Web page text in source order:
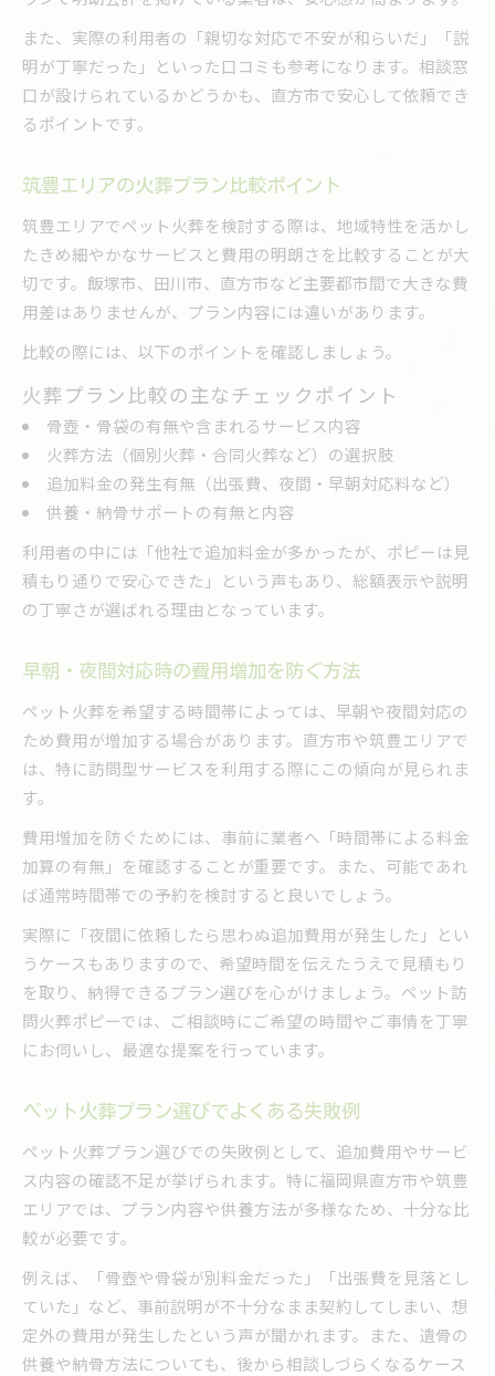
また、実際の利用者の「親切な対応で不安が和らいだ」「説
明が丁寧だった」といった口コミも参考になります。相談窓
口が設けられているかどうかも、直方市で安心して依頼でき
るポイントです。
筑豊エリアの火葬プラン比較ポイント
筑豊エリアでペット火葬を検討する際は、地域特性を活かし
たきめ細やかなサービスと費用の明朗さを比較することが大
切です。飯塚市、田川市、直方市など主要都市間で大きな費
用差はありませんが、プラン内容には違いがあります。
比較の際には、以下のポイントを確認しましょう。
火葬プラン比較の主なチェックポイント
骨壺・骨袋の有無や含まれるサービス内容
火葬方法（個別火葬・合同火葬など）の選択肢
追加料金の発生有無（出張費、夜間・早朝対応料など）
供養・納骨サポートの有無と内容
利用者の中には「他社で追加料金が多かったが、ポピーは見
積もり通りで安心できた」という声もあり、総額表示や説明
の丁寧さが選ばれる理由となっています。
早朝・夜間対応時の費用増加を防ぐ方法
ペット火葬を希望する時間帯によっては、早朝や夜間対応の
ため費用が増加する場合があります。直方市や筑豊エリアで
は、特に訪問型サービスを利用する際にこの傾向が見られま
す。
費用増加を防ぐためには、事前に業者へ「時間帯による料金
加算の有無」を確認することが重要です。また、可能であれ
ば通常時間帯での予約を検討すると良いでしょう。
実際に「夜間に依頼したら思わぬ追加費用が発生した」とい
うケースもありますので、希望時間を伝えたうえで見積もり
を取り、納得できるプラン選びを心がけましょう。ペット訪
問火葬ポピーでは、ご相談時にご希望の時間やご事情を丁寧
にお伺いし、最適な提案を行っています。
ペット火葬プラン選びでよくある失敗例
ペット火葬プラン選びでの失敗例として、追加費用やサービ
ス内容の確認不足が挙げられます。特に福岡県直方市や筑豊
エリアでは、プラン内容や供養方法が多様なため、十分な比
較が必要です。
例えば、「骨壺や骨袋が別料金だった」「出張費を見落とし
ていた」など、事前説明が不十分なまま契約してしまい、想
定外の費用が発生したという声が聞かれます。また、遺骨の
供養や納骨方法についても、後から相談しづらくなるケース